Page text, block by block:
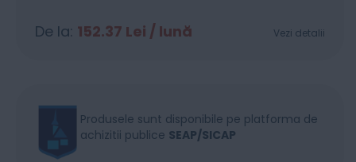
De la: 152.37 Lei / lună Vezi detalii
Produsele sunt disponibile pe platforma de
achizitii publice SEAP/SICAP